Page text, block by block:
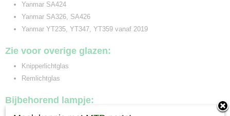
Yanmar SA424
Yanmar SA326, SA426
Yanmar YT235, YT347, YT359 vanaf 2019
Zie voor overige glazen:
Knipperlichtglas
Remlichtglas
Bijbehorend lampje: